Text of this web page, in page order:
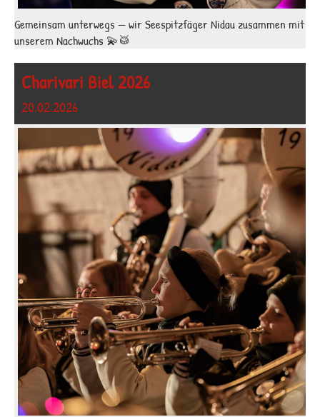
Gemeinsam unterwegs — wir Seespitzfäger Nidau zusammen mit
unserem Nachwuchs 💫🥁
Charivari Biel 2026
20.02.2026